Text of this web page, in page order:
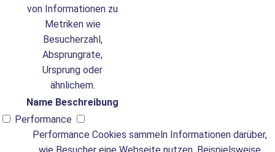
von Informationen zu
Metriken wie
Besucherzahl,
Absprungrate,
Ursprung oder
ähnlichem.
Name Beschreibung
Performance
Performance Cookies sammeln Informationen darüber,
wie Besucher eine Webseite nutzen. Beispielsweise